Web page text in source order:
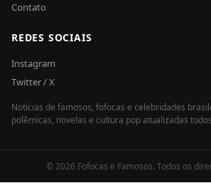
Contato
REDES SOCIAIS
Instagram
Twitter / X
Notícias de famosos, fofocas e celebridades
polêmicas, novelas e cultura pop atualizadas
© 2026 Fofocas e Famosos. Todos os